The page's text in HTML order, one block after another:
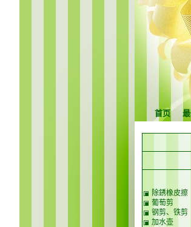
首页
除銹橡皮擦
葡萄剪
钢剪、铁剪
加水壶